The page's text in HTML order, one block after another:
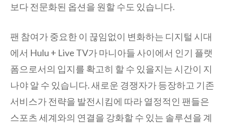
보다 전문화된 옵션을 원할 수도 있습니다.
팬 참여가 중요한 이 끊임없이 변화하는 디지털 시대
에서 Hulu + Live TV가 마니아들 사이에서 인기 플랫
폼으로서의 입지를 확고히 할 수 있을지는 시간이 지
나야 알 수 있습니다. 새로운 경쟁자가 등장하고 기존
서비스가 전략을 발전시킴에 따라 열정적인 팬들은
스포츠 세계와의 연결을 강화할 수 있는 솔루션을 계